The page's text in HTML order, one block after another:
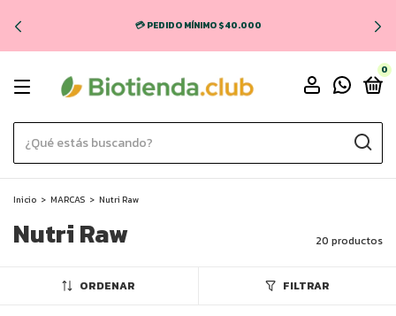
🚚 ENVÍO GRATIS EN CABA Y GBA (COMPRAS +
0
Inicio > MARCAS > Nutri Raw
Nutri Raw 20 productos
ORDENAR FILTRAR